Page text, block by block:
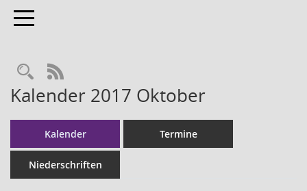
Toggle navigation
RSS-Feed
Kalender 2017 Oktober
Kalender Termine
Niederschriften